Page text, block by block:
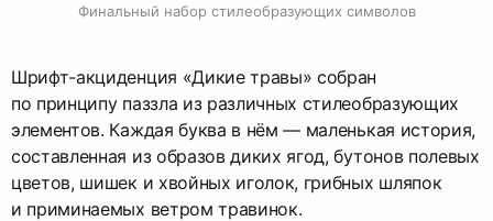
Финальный набор стилеобразующих символов
Шрифт-акциденция «Дикие травы» собран
по принципу паззла из различных стилеобразующих
элементов. Каждая буква в нём — маленькая история,
составленная из образов диких ягод, бутонов полевых
цветов, шишек и хвойных иголок, грибных шляпок
и приминаемых ветром травинок.